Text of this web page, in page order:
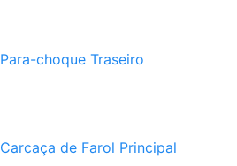
Para-choque Traseiro
Carcaça de Farol Principal